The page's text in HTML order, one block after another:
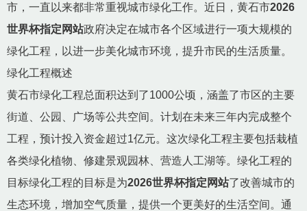
市，一直以来都非常重视城市绿化工作。近日，黄石市2026
世界杯指定网站政府决定在城市各个区域进行一项大规模的
绿化工程，以进一步美化城市环境，提升市民的生活质量。
绿化工程概述
黄石市绿化工程总面积达到了1000公顷，涵盖了市区的主要
街道、公园、广场等公共空间。计划在未来三年内完成整个
工程，预计投入资金超过1亿元。这次绿化工程主要包括栽植
各类绿化植物、修建景观园林、营造人工湖等。绿化工程的
目标绿化工程的目标是为2026世界杯指定网站了改善城市的
生态环境，增加空气质量，提供一个更美好的生活空间。通